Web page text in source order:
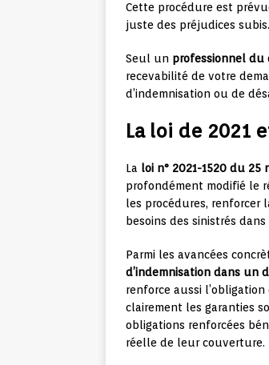
Cette procédure est
juste des préjudices subis.
Seul un professionnel du
recevabilité de votre
d’indemnisation ou de
La loi de 2021
La loi n° 2021-1520 du 25
profondément modifié le
les procédures, renforcer
besoins des sinistrés
Parmi les avancées
d’indemnisation dans un
renforce aussi
clairement les garanties
obligations renforcées
réelle de leur couverture.